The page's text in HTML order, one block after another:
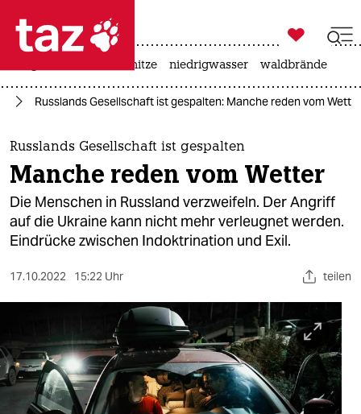
 taz zahl ich
taz zahl ich
themen
politik
öko
berlin
nord

taz zahl ich
hitze niedrigwasser waldbrände
Russlands Gesellschaft ist gespalten: Manche reden vom Wetter
Russlands Gesellschaft ist gespalten
Manche reden vom Wetter
Die Menschen in Russland verzweifeln. Der Angriff
auf die Ukraine kann nicht mehr verleugnet werden.
Eindrücke zwischen Indoktrination und Exil.
17.10.2022 15:22 Uhr teilen